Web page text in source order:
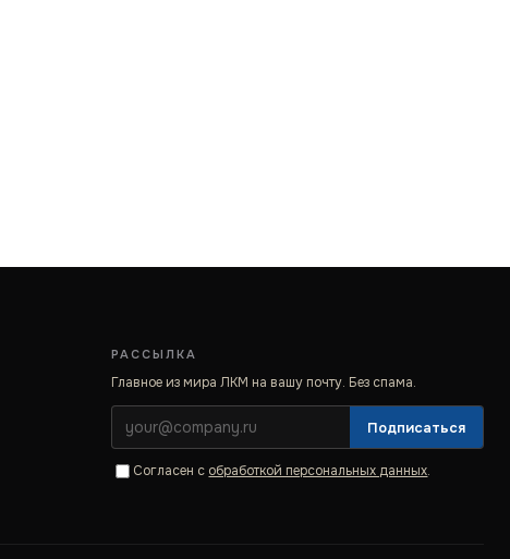
РАССЫЛКА
Главное из мира ЛКМ на вашу почту. Без спама.
Подписаться
Согласен с обработкой персональных данных.